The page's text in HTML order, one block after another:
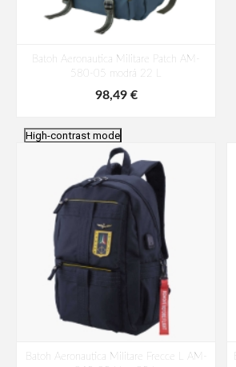
Batoh Aeronautica Militare Patch AM-
580-05 modrá 22 L
98,49 €
High-contrast mode
Batoh Aeronautica Militare Frecce L AM-